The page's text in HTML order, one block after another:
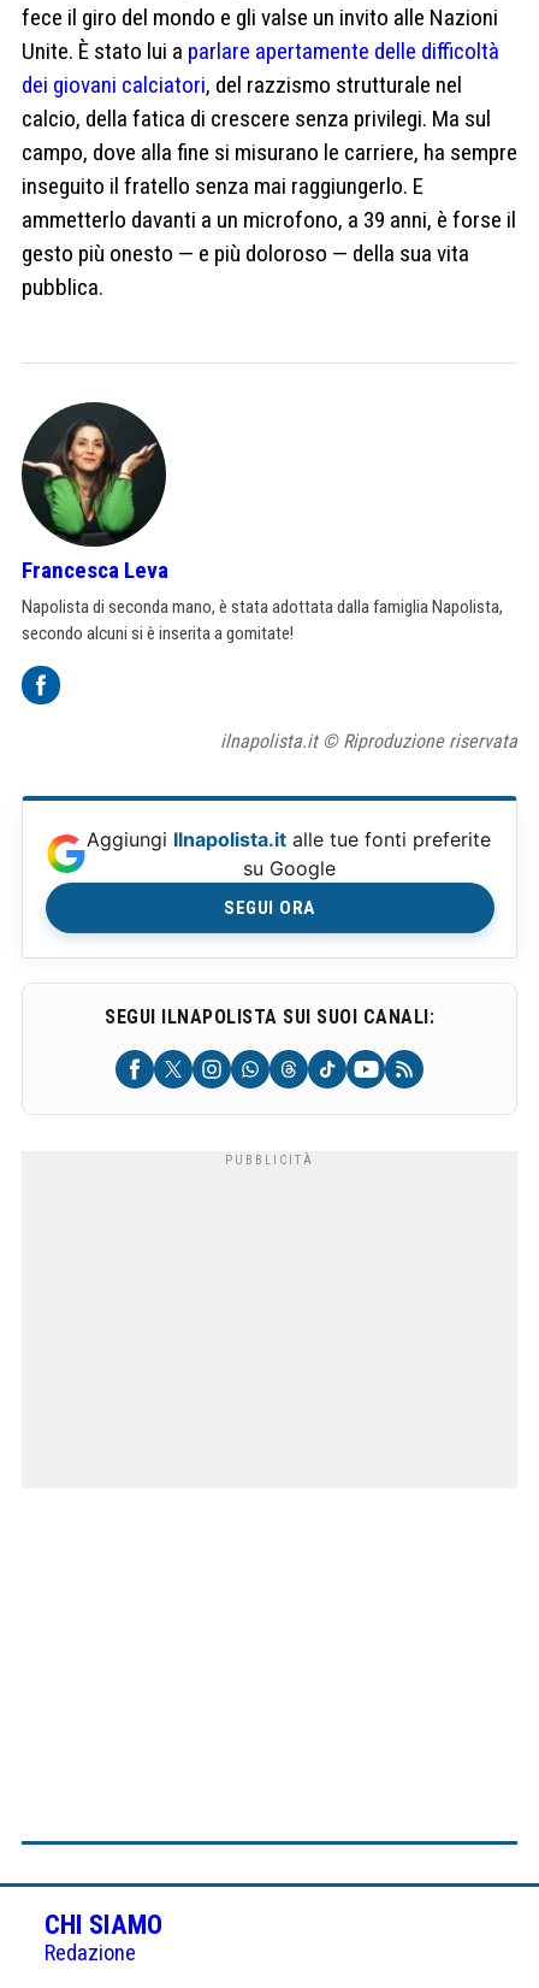
fece il giro del mondo e gli valse un invito alle Nazioni
Unite. È stato lui a parlare apertamente delle difficoltà
dei giovani calciatori, del razzismo strutturale nel
calcio, della fatica di crescere senza privilegi. Ma sul
campo, dove alla fine si misurano le carriere, ha sempre
inseguito il fratello senza mai raggiungerlo. E
ammetterlo davanti a un microfono, a 39 anni, è forse il
gesto più onesto — e più doloroso — della sua vita
pubblica.
Francesca Leva
Napolista di seconda mano, è stata adottata dalla famiglia Napolista,
secondo alcuni si è inserita a gomitate!
ilnapolista.it © Riproduzione riservata
Aggiungi Ilnapolista.it alle tue fonti preferite
su Google
SEGUI ORA
SEGUI ILNAPOLISTA SUI SUOI CANALI:
CHI SIAMO
Redazione